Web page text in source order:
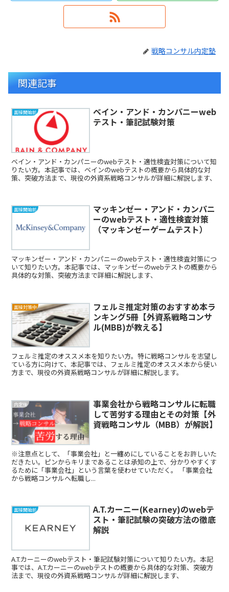
戦略コンサル内定塾
関連記事
面接開始前
ベイン・アンド・カンパニーweb
テスト・筆記試験対策
ベイン・アンド・カンパニーのwebテスト・適性検査対策について知
りたい方。本記事では、ベインのwebテストの概要から具体的な対
策、突破方法まで、現役の外資系戦略コンサルが詳細に解説します、
面接開始前
マッキンゼー・アンド・カンパニ
ーのwebテスト・適性検査対策
（マッキンゼーゲームテスト）
マッキンゼー・アンド・カンパニーのwebテスト・適性検査対策につ
いて知りたい方。本記事では、マッキンゼーのwebテストの概要から
具体的な対策、突破方法まで詳細に解説します、
面接対策中
フェルミ推定対策のおすすめ本ラ
ンキング5冊【外資系戦略コンサ
ル(MBB)が教える】
フェルミ推定のオススメ本を知りたい方。特に戦略コンサルを志望し
ている方に向けて、本記事では、フェルミ推定のオススメ本から使い
方まで、現役の外資系戦略コンサルが詳細に解説します。
内定後
事業会社から戦略コンサルに転職
して苦労する理由とその対策【外
資戦略コンサル（MBB）が解説】
※注意点として、「事業会社」と一纏めにしていることをお許しいた
だきたい。ピンからキリまであることは承知の上で、分かりやすくす
るために「事業会社」という言葉を使わせていただく。 「事業会社
から戦略コンサルへ転職し...
面接開始前
A.T.カーニー(Kearney)のwebテ
スト・筆記試験の突破方法の徹底
解説
A.T.カーニーのwebテスト・筆記試験対策について知りたい方。本記
事では、A.T.カーニーのwebテストの概要から具体的な対策、突破方
法まで、現役の外資系戦略コンサルが詳細に解説します、